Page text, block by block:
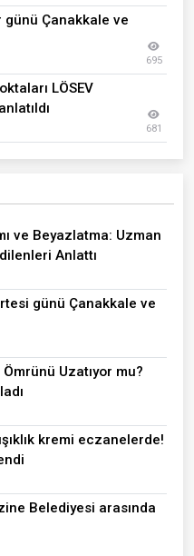
Çanakkale ve
695
LÖSEV
681
ve Beyazlatma: Uzman
Anlattı
günü Çanakkale ve
Ömrünü Uzatıyor mu?
kremi eczanelerde!
Belediyesi arasında